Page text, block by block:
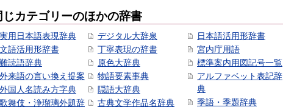
じカテゴリーのほかの辞書
実用日本語表現辞典
文語活用形辞書
難読語辞典
外来語の言い換え提案
外国人名読み方字典
歌舞伎・浄瑠璃外題辞
デジタル大辞泉
丁寧表現の辞書
原色大辞典
物語要素事典
隠語大辞典
古典文学作品名辞典
日本語活用形辞書
宮内庁用語
標準案内用図記号一覧
アルファベット表記辞
典
季語・季題辞典